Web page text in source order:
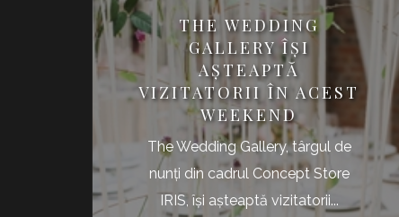
THE WEDDING
GALLERY ÎȘI
AȘTEAPTĂ
VIZITATORII ÎN ACEST
WEEKEND
The Wedding Gallery, târgul de
nunți din cadrul Concept Store
IRIS, își așteaptă vizitatorii...